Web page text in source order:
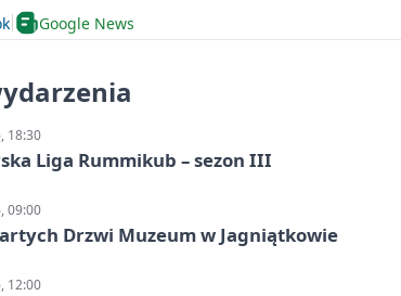
Google News
18:30
Liga Rummikub – sezon III
09:00
Drzwi Muzeum w Jagniątkowie
12:00